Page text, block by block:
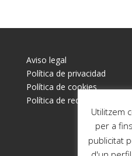
Aviso legal
Política de privacidad
Política de cookies
Política de redes sociales
Utilitzem
per a
publicitat